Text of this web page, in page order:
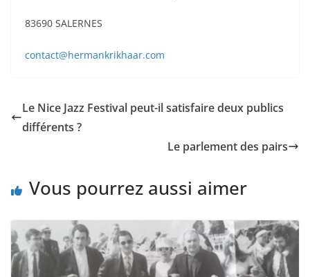
83690 SALERNES
contact@hermankrikhaar.com
Le Nice Jazz Festival peut-il satisfaire deux publics
différents ?
Le parlement des pairs
Vous pourrez aussi aimer